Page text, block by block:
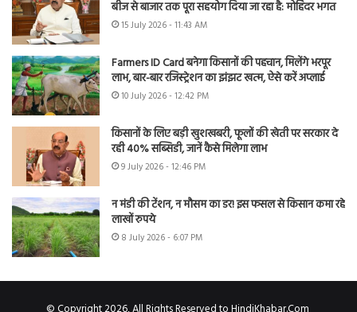
बीज से बाजार तक पूरा सहयोग दिया जा रहा है: मोहिंदर भगत
15 July 2026 - 11:43 AM
Farmers ID Card बनेगा किसानों की पहचान, मिलेंगे भरपूर
लाभ, बार-बार रजिस्ट्रेशन का झंझट खत्म, ऐसे करें अप्लाई
10 July 2026 - 12:42 PM
किसानों के लिए बड़ी खुशखबरी, फूलों की खेती पर सरकार दे
रही 40% सब्सिडी, जानें कैसे मिलेगा लाभ
9 July 2026 - 12:46 PM
न मंडी की टेंशन, न मौसम का डर! इस फसल से किसान कमा रहे
लाखों रुपये
8 July 2026 - 6:07 PM